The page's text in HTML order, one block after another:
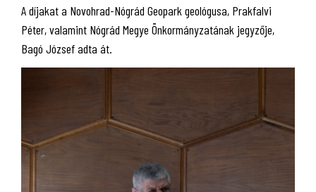
A díjakat a Novohrad-Nógrád Geopark geológusa, Prakfalvi
Péter, valamint Nógrád Megye Önkormányzatának jegyzője,
Bagó József adta át.